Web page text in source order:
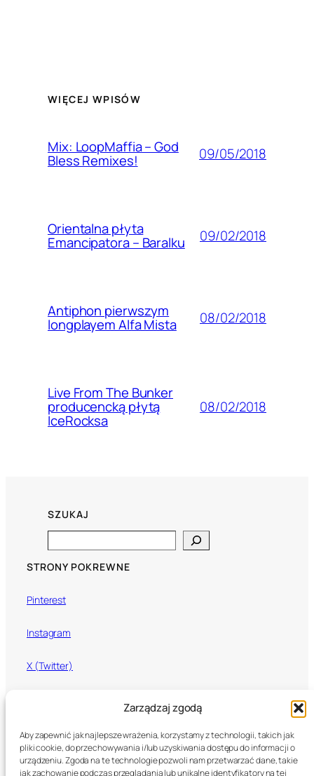
Zarządzaj zgodą
Aby zapewnić jak najlepsze wrażenia, korzystamy z technologii, takich jak
pliki cookie, do przechowywania i/lub uzyskiwania dostępu do informacji o
urządzeniu. Zgoda na te technologie pozwoli nam przetwarzać dane, takie
jak zachowanie podczas przeglądania lub unikalne identyfikatory na tej
WIĘCEJ WPISÓW
Mix: LoopMaffia – God
Bless Remixes! 09/05/2018
Orientalna płyta
Emancipatora – Baralku 09/02/2018
Antiphon pierwszym
longplayem Alfa Mista 08/02/2018
Live From The Bunker
producencką płytą
IceRocksa
08/02/2018
SZUKAJ
STRONY POKREWNE
Pinterest
Instagram
X (Twitter)
U Call That Love